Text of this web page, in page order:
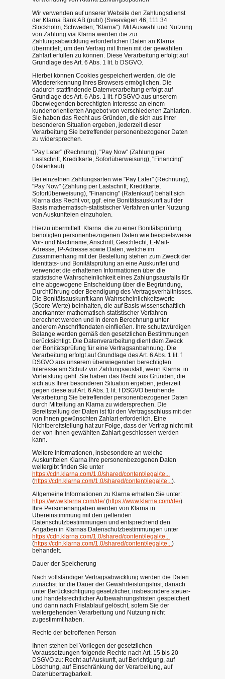
Wir verwenden auf unserer Website den Zahlungsdienst
der Klarna Bank AB (publ) (Sveavägen 46, 111 34
Stockholm, Schweden; "Klarna"). Mit Auswahl und Nutzung
von Zahlung via Klarna werden die zur
Zahlungsabwicklung erforderlichen Daten an Klarna
übermittelt, um den Vertrag mit Ihnen mit der gewählten
Zahlart erfüllen zu können. Diese Verarbeitung erfolgt auf
Grundlage des Art. 6 Abs. 1 lit. b DSGVO.
Hierbei können Cookies gespeichert werden, die die
Wiedererkennung Ihres Browsers ermöglichen. Die
dadurch stattfindende Datenverarbeitung erfolgt auf
Grundlage des Art. 6 Abs. 1 lit. f DSGVO aus unserem
überwiegenden berechtigten Interesse an einem
kundenorientierten Angebot von verschiedenen Zahlarten.
Sie haben das Recht aus Gründen, die sich aus Ihrer
besonderen Situation ergeben, jederzeit dieser
Verarbeitung Sie betreffender personenbezogener Daten
zu widersprechen.
"Pay Later" (Rechnung), "Pay Now" (Zahlung per
Lastschrift, Kreditkarte, Sofortüberweisung), "Financing"
(Ratenkauf)
Bei einzelnen Zahlungsarten wie "Pay Later" (Rechnung),
"Pay Now" (Zahlung per Lastschrift, Kreditkarte,
Sofortüberweisung), "Financing" (Ratenkauf) behält sich
Klarna das Recht vor, ggf. eine Bonitätsauskunft auf der
Basis mathematisch-statistischer Verfahren unter Nutzung
von Auskunfteien einzuholen.
Hierzu übermittelt Klarna die zu einer Bonitätsprüfung
benötigten personenbezogenen Daten wie beispielsweise
Vor- und Nachname, Anschrift, Geschlecht, E-Mail-
Adresse, IP-Adresse sowie Daten, welche im
Zusammenhang mit der Bestellung stehen zum Zweck der
Identitäts- und Bonitätsprüfung an eine Auskunftei und
verwendet die erhaltenen Informationen über die
statistische Wahrscheinlichkeit eines Zahlungsausfalls für
eine abgewogene Entscheidung über die Begründung,
Durchführung oder Beendigung des Vertragsverhältnisses.
Die Bonitätsauskunft kann Wahrscheinlichkeitswerte
(Score-Werte) beinhalten, die auf Basis wissenschaftlich
anerkannter mathematisch-statistischer Verfahren
berechnet werden und in deren Berechnung unter
anderem Anschriftendaten einfließen. Ihre schutzwürdigen
Belange werden gemäß den gesetzlichen Bestimmungen
berücksichtigt. Die Datenverarbeitung dient dem Zweck
der Bonitätsprüfung für eine Vertragsanbahnung. Die
Verarbeitung erfolgt auf Grundlage des Art. 6 Abs. 1 lit. f
DSGVO aus unserem überwiegenden berechtigten
Interesse am Schutz vor Zahlungsausfall, wenn Klarna in
Vorleistung geht. Sie haben das Recht aus Gründen, die
sich aus Ihrer besonderen Situation ergeben, jederzeit
gegen diese auf Art. 6 Abs. 1 lit. f DSGVO beruhende
Verarbeitung Sie betreffender personenbezogener Daten
durch Mitteilung an Klarna zu widersprechen. Die
Bereitstellung der Daten ist für den Vertragsschluss mit der
von Ihnen gewünschten Zahlart erforderlich. Eine
Nichtbereitstellung hat zur Folge, dass der Vertrag nicht mit
der von Ihnen gewählten Zahlart geschlossen werden
kann.
Weitere Informationen, insbesondere an welche
Auskunfteien Klarna Ihre personenbezogenen Daten
weitergibt finden Sie unter
https://cdn.klarna.com/1.0/shared/content/legal/te...
(https://cdn.klarna.com/1.0/shared/content/legal/te... ).
Allgemeine Informationen zu Klarna erhalten Sie unter:
https://www.klarna.com/de/(https://www.klarna.com/de/).
Ihre Personenangaben werden von Klarna in
Übereinstimmung mit den geltenden
Datenschutzbestimmungen und entsprechend den
Angaben in Klarnas Datenschutzbestimmungen unter
https://cdn.klarna.com/1.0/shared/content/legal/te...
(https://cdn.klarna.com/1.0/shared/content/legal/te...)
behandelt.
Dauer der Speicherung
Nach vollständiger Vertragsabwicklung werden die Daten
zunächst für die Dauer der Gewährleistungsfrist, danach
unter Berücksichtigung gesetzlicher, insbesondere steuer-
und handelsrechtlicher Aufbewahrungsfristen gespeichert
und dann nach Fristablauf gelöscht, sofern Sie der
weitergehenden Verarbeitung und Nutzung nicht
zugestimmt haben.
Rechte der betroffenen Person
Ihnen stehen bei Vorliegen der gesetzlichen
Voraussetzungen folgende Rechte nach Art. 15 bis 20
DSGVO zu: Recht auf Auskunft, auf Berichtigung, auf
Löschung, auf Einschränkung der Verarbeitung, auf
Datenübertragbarkeit.